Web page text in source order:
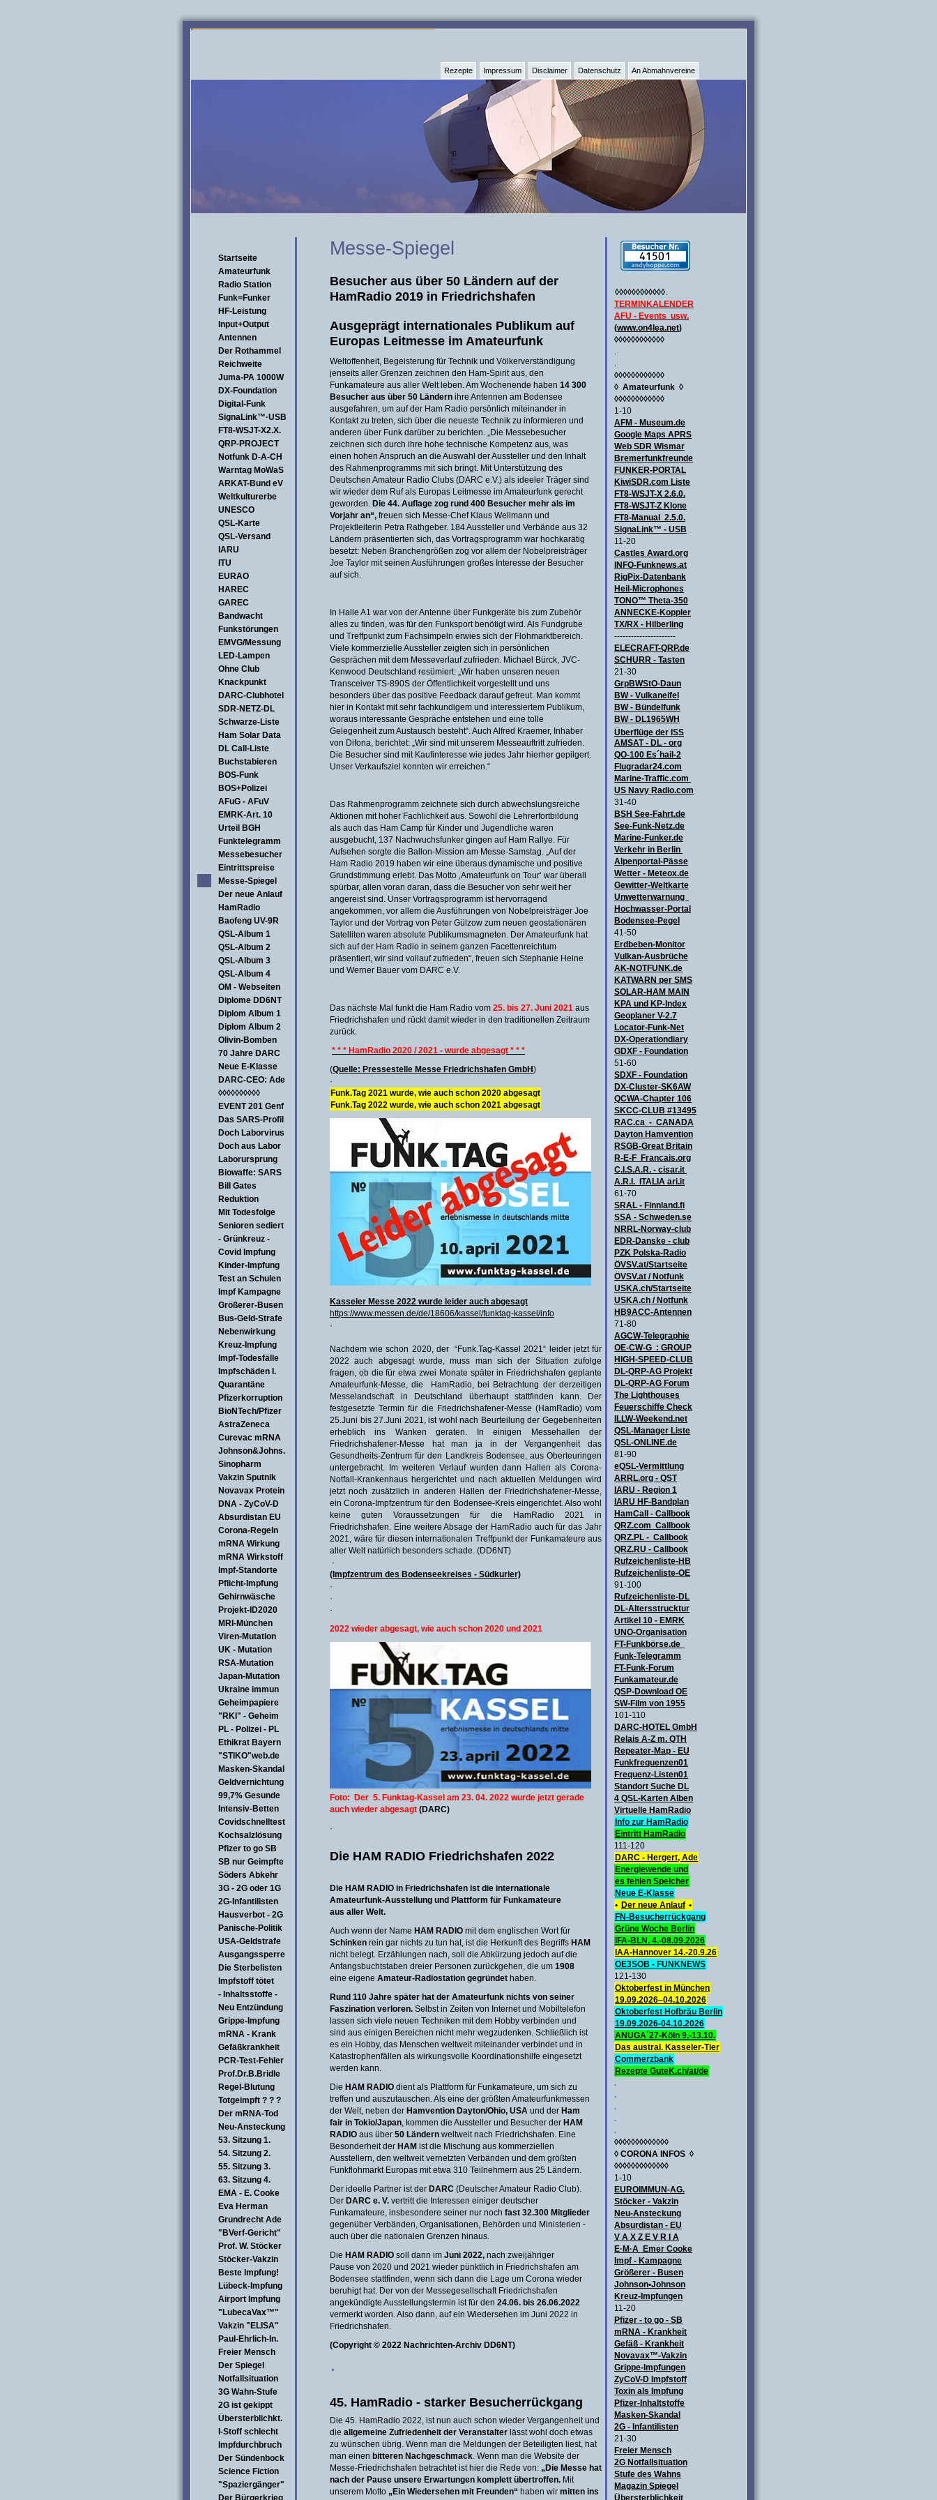
Rezepte Impressum Disclaimer Datenschutz An Abmahnvereine
Startseite
Amateurfunk
Radio Station
Funk=Funker
HF-Leistung
Input+Output
Antennen
Der Rothammel
Reichweite
Juma-PA 1000W
DX-Foundation
Digital-Funk
SignaLink™·USB
FT8-WSJT-X2.X.
QRP-PROJECT
Notfunk D-A-CH
Warntag MoWaS
ARKAT-Bund eV
Weltkulturerbe
UNESCO
QSL-Karte
QSL-Versand
IARU
ITU
EURAO
HAREC
GAREC
Bandwacht
Funkstörungen
EMVG/Messung
LED-Lampen
Ohne Club
Knackpunkt
DARC-Clubhotel
SDR-NETZ-DL
Schwarze-Liste
Ham Solar Data
DL Call-Liste
Buchstabieren
BOS-Funk
BOS+Polizei
AFuG - AFuV
EMRK-Art. 10
Urteil BGH
Funktelegramm
Messebesucher
Eintrittspreise
Messe-Spiegel
Der neue Anlauf
HamRadio
Baofeng UV-9R
QSL-Album 1
QSL-Album 2
QSL-Album 3
QSL-Album 4
OM - Webseiten
Diplome DD6NT
Diplom Album 1
Diplom Album 2
Olivin-Bomben
70 Jahre DARC
Neue E-Klasse
DARC-CEO: Ade
◊◊◊◊◊◊◊◊◊◊
EVENT 201 Genf
Das SARS-Profil
Doch Laborvirus
Doch aus Labor
Laborursprung
Biowaffe: SARS
Bill Gates
Reduktion
Mit Todesfolge
Senioren sediert
- Grünkreuz -
Covid Impfung
Kinder-Impfung
Test an Schulen
Impf Kampagne
Größerer-Busen
Bus-Geld-Strafe
Nebenwirkung
Kreuz-Impfung
Impf-Todesfälle
Impfschäden I.
Quarantäne
Pfizerkorruption
BioNTech/Pfizer
AstraZeneca
Curevac mRNA
Johnson&Johns.
Sinopharm
Vakzin Sputnik
Novavax Protein
DNA - ZyCoV-D
Absurdistan EU
Corona-Regeln
mRNA Wirkung
mRNA Wirkstoff
Impf-Standorte
Pflicht-Impfung
Gehirnwäsche
Projekt-ID2020
MRI-München
Viren-Mutation
UK - Mutation
RSA-Mutation
Japan-Mutation
Ukraine immun
Geheimpapiere
"RKI" - Geheim
PL - Polizei - PL
Ethikrat Bayern
"STIKO"web.de
Masken-Skandal
Geldvernichtung
99,7% Gesunde
Intensiv-Betten
Covidschnelltest
Kochsalzlösung
Pfizer to go SB
SB nur Geimpfte
Söders Abkehr
3G - 2G oder 1G
2G-Infantilisten
Hausverbot - 2G
Panische-Politik
USA-Geldstrafe
Ausgangssperre
Die Sterbelisten
Impfstoff tötet
- Inhaltsstoffe -
Neu Entzündung
Grippe-Impfung
mRNA - Krank
Gefäßkrankheit
PCR-Test-Fehler
Prof.Dr.B.Bridle
Regel-Blutung
Totgeimpft ? ? ?
Der mRNA-Tod
Neu-Ansteckung
53. Sitzung 1.
54. Sitzung 2.
55. Sitzung 3.
63. Sitzung 4.
EMA - E. Cooke
Eva Herman
Grundrecht Ade
"BVerf-Gericht"
Prof. W. Stöcker
Stöcker-Vakzin
Beste Impfung!
Lübeck-Impfung
Airport Impfung
"LubecaVax™"
Vakzin "ELISA"
Paul-Ehrlich-In.
Freier Mensch
Der Spiegel
Notfallsituation
3G Wahn-Stufe
2G ist gekippt
Übersterblichkt.
I-Stoff schlecht
Impfdurchbruch
Der Sündenbock
Science Fiction
"Spaziergänger"
Der Bürgerkrieg
◊◊◊◊◊◊◊◊◊◊◊◊.
TERMINKALENDER
AFU - Events usw.
(www.on4lea.net)
◊◊◊◊◊◊◊◊◊◊◊◊
.
.
◊◊◊◊◊◊◊◊◊◊◊◊
◊ Amateurfunk ◊
◊◊◊◊◊◊◊◊◊◊◊◊
1-10
AFM - Museum.de
Google Maps APRS
Web SDR Wismar
Bremerfunkfreunde
FUNKER-PORTAL
KiwiSDR.com Liste
FT8-WSJT-X 2.6.0.
FT8-WSJT-Z Klone
FT8-Manual 2.5.0.
SignaLink™ - USB
11-20
Castles Award.org
INFO-Funknews.at
RigPix-Datenbank
Heil-Microphones
TONO™ Theta-350
ANNECKE-Koppler
TX/RX - Hilberling
----------------------
ELECRAFT-QRP.de
SCHURR - Tasten
21-30
GrpBWStO-Daun
BW - Vulkaneifel
BW- Bündelfunk
BW - DL1965WH
Überflüge der ISS
AMSAT - DL - org
QO-100 Es´hail-2
Flugradar24.com
Marine-Traffic.com
US Navy Radio.com
31-40
BSH See-Fahrt.de
See-Funk-Netz.de
Marine-Funker.de
Verkehr in Berlin
Alpenportal-Pässe
Wetter - Meteox.de
Gewitter-Weltkarte
Unwetterwarnung
Hochwasser-Portal
Bodensee-Pegel
41-50
Erdbeben-Monitor
Vulkan-Ausbrüche
AK-NOTFUNK.de
KATWARN per SMS
SOLAR-HAM MAIN
KPA und KP-Index
Geoplaner V-2.7
Locator-Funk-Net
DX-Operationdiary
GDXF - Foundation
51-60
SDXF - Foundation
DX-Cluster-SK6AW
QCWA-Chapter 106
SKCC-CLUB #13495
RAC.ca - CANADA
Dayton Hamvention
RSGB-Great Britain
R-E-F Francais.org
C.I.S.A.R. - cisar.it
A.R.I. ITALIA ari.it
61-70
SRAL - Finnland.fi
SSA - Schweden.se
NRRL-Norway-club
EDR-Danske - club
PZK Polska-Radio
ÖVSV.at/Startseite
ÖVSV.at / Notfunk
USKA.ch/Startseite
USKA.ch / Notfunk
HB9ACC-Antennen
71-80
AGCW-Telegraphie
OE-CW-G : GROUP
HIGH-SPEED-CLUB
DL-QRP-AG Projekt
DL-QRP-AG Forum
The Lighthouses
Feuerschiffe Check
ILLW-Weekend.net
QSL-Manager Liste
QSL-ONLINE.de
81-90
eQSL-Vermittlung
ARRL.org - QST
IARU - Region 1
IARU HF-Bandplan
HamCall - Callbook
QRZ.com Callbook
QRZ.PL - Callbook
QRZ.RU - Callbook
Rufzeichenliste-HB
Rufzeichenliste-OE
91-100
Rufzeichenliste-DL
DL-Altersstrucktur
Artikel 10 - EMRK
UNO-Organisation
FT-Funkbörse.de
Funk-Telegramm
FT-Funk-Forum
Funkamateur.de
QSP-Download OE
SW-Film von 1955
101-110
DARC-HOTEL GmbH
Relais A-Z m. QTH
Repeater-Map - EU
Funkfrequenzen01
Frequenz-Listen01
Standort Suche DL
4 QSL-Karten Alben
Virtuelle HamRadio
Info zur HamRadio
Eintritt HamRadio
111-120
DARC - Hergert, Ade
Energiewende und
es fehlen Speicher
Neue E-Klasse
• Der neue Anlauf •
FN-Besucherrückgang
Grüne Woche Berlin
IFA-BLN. 4.-08.09.2026
IAA-Hannover 14.-20.9.26
OE3SOB - FUNKNEWS
121-130
Oktoberfest in München
19.09.2026–04.10.2026
Oktoberfest Hofbräu Berlin
19.09.2026-04.10.2026
ANUGA´27-Köln 9.-13.10.
Das austral. Kasseler-Tier
Commerzbank
Rezepte GuteK.ch/at/de
.
.
.
.
.
◊◊◊◊◊◊◊◊◊◊◊◊◊
◊ CORONA INFOS ◊
◊◊◊◊◊◊◊◊◊◊◊◊◊
1-10
EUROIMMUN-AG.
Stöcker - Vakzin
Neu-Ansteckung
Absurdistan - EU
V A X Z E V R I A
E·M·A Emer Cooke
Impf - Kampagne
Größerer - Busen
Johnson•Johnson
Kreuz-Impfungen
11-20
Pfizer - to go - SB
mRNA - Krankheit
Gefäß - Krankheit
Novavax™-Vakzin
Grippe-Impfungen
ZyCoV-D Impfstoff
Toxin als Impfung
Pfizer-Inhaltstoffe
Masken-Skandal
2G - Infantilisten
21-30
Freier Mensch
2G Notfallsituation
Stufe des Wahns
Magazin Spiegel
Übersterblichkeit
Messe-Spiegel
Besucher aus über 50 Ländern auf der
HamRadio 2019 in Friedrichshafen
Ausgeprägt internationales Publikum auf
Europas Leitmesse im Amateurfunk
Weltoffenheit, Begeisterung für Technik und Völkerverständigung
jenseits aller Grenzen zeichnen den Ham-Spirit aus, den
Funkamateure aus aller Welt leben. Am Wochenende haben 14 300
Besucher aus über 50 Ländern ihre Antennen am Bodensee
ausgefahren, um auf der Ham Radio persönlich miteinander in
Kontakt zu treten, sich über die neueste Technik zu informieren und
anderen über Funk darüber zu berichten. „Die Messebesucher
zeichnen sich durch ihre hohe technische Kompetenz aus, was
einen hohen Anspruch an die Auswahl der Aussteller und den Inhalt
des Rahmenprogramms mit sich bringt. Mit Unterstützung des
Deutschen Amateur Radio Clubs (DARC e.V.) als ideeler Träger sind
wir wieder dem Ruf als Europas Leitmesse im Amateurfunk gerecht
geworden. Die 44. Auflage zog rund 400 Besucher mehr als im
Vorjahr an“, freuen sich Messe-Chef Klaus Wellmann und
Projektleiterin Petra Rathgeber. 184 Aussteller und Verbände aus 32
Ländern präsentierten sich, das Vortragsprogramm war hochkarätig
besetzt: Neben Branchengrößen zog vor allem der Nobelpreisträger
Joe Taylor mit seinen Ausführungen großes Interesse der Besucher
auf sich.
In Halle A1 war von der Antenne über Funkgeräte bis zum Zubehör
alles zu finden, was für den Funksport benötigt wird. Als Fundgrube
und Treffpunkt zum Fachsimpeln erwies sich der Flohmarktbereich.
Viele kommerzielle Aussteller zeigten sich in persönlichen
Gesprächen mit dem Messeverlauf zufrieden. Michael Bürck, JVC-
Kenwood Deutschland resümiert: „Wir haben unseren neuen
Transceiver TS-890S der Öffentlichkeit vorgestellt und uns
besonders über das positive Feedback darauf gefreut. Man kommt
hier in Kontakt mit sehr fachkundigem und interessiertem Publikum,
woraus interessante Gespräche entstehen und eine tolle
Gelegenheit zum Austausch besteht“. Auch Alfred Kraemer, Inhaber
von Difona, berichtet: „Wir sind mit unserem Messeauftritt zufrieden.
Die Besucher sind mit Kaufinteresse wie jedes Jahr hierher gepilgert.
Unser Verkaufsziel konnten wir erreichen.“
Das Rahmenprogramm zeichnete sich durch abwechslungsreiche
Aktionen mit hoher Fachlichkeit aus. Sowohl die Lehrerfortbildung
als auch das Ham Camp für Kinder und Jugendliche waren
ausgebucht, 137 Nachwuchsfunker gingen auf Ham Rallye. Für
Aufsehen sorgte die Ballon-Mission am Messe-Samstag. „Auf der
Ham Radio 2019 haben wir eine überaus dynamische und positive
Grundstimmung erlebt. Das Motto ‚Amateurfunk on Tour‘ war überall
spürbar, allen voran daran, dass die Besucher von sehr weit her
angereist sind. Unser Vortragsprogramm ist hervorragend
angekommen, vor allem die Ausführungen von Nobelpreisträger Joe
Taylor und der Vortrag von Peter Gülzow zum neuen geostationären
Satelliten waren absolute Publikumsmagneten. Der Amateurfunk hat
sich auf der Ham Radio in seinem ganzen Facettenreichtum
präsentiert, wir sind vollauf zufrieden“, freuen sich Stephanie Heine
und Werner Bauer vom DARC e.V.
Das nächste Mal funkt die Ham Radio vom 25. bis 27. Juni 2021 aus
Friedrichshafen und rückt damit wieder in den traditionellen Zeitraum
zurück.
* * * HamRadio 2020 / 2021 - wurde abgesagt * * *
(Quelle: Pressestelle Messe Friedrichshafen GmbH)
·
Funk.Tag 2021 wurde, wie auch schon 2020 abgesagt
Funk.Tag 2022 wurde, wie auch schon 2021 abgesagt
Kasseler Messe 2022 wurde leider auch abgesagt
https://www.messen.de/de/18606/kassel/funktag-kassel/info
·
Nachdem wie schon 2020, der “Funk.Tag-Kassel 2021“ leider jetzt für
2022 auch abgesagt wurde, muss man sich der Situation zufolge
fragen, ob die für etwa zwei Monate später in Friedrichshafen geplante
Amateurfunk-Messe, die HamRadio, bei Betrachtung der derzeitigen
Messelandschaft in Deutschland überhaupt stattfinden kann. Der
festgesetzte Termin für die Friedrichshafener-Messe (HamRadio) vom
25.Juni bis 27.Juni 2021, ist wohl nach Beurteilung der Gegebenheiten
erheblich ins Wanken geraten. In einigen Messehallen der
Friedrichshafener-Messe hat man ja in der Vergangenheit das
Gesundheits-Zentrum für den Landkreis Bodensee, aus Oberteuringen
untergebracht. Im weiteren Verlauf wurden dann Hallen als Corona-
Notfall-Krankenhaus hergerichtet und nach aktuellen Meldungen wird
jetzt noch zusätzlich in anderen Hallen der Friedrichshafener-Messe,
ein Corona-Impfzentrum für den Bodensee-Kreis eingerichtet. Also wohl
keine guten Voraussetzungen für die HamRadio 2021 in
Friedrichshafen. Eine weitere Absage der HamRadio auch für das Jahr
2021, wäre für diesen internationalen Treffpunkt der Funkamateure aus
aller Welt natürlich besonders schade. (DD6NT)
·
(Impfzentrum des Bodenseekreises - Südkurier)
·
·
·
2022 wieder abgesagt, wie auch schon 2020 und 2021
Foto: Der 5. Funktag-Kassel am 23. 04. 2022 wurde jetzt gerade
auch wieder abgesagt (DARC)
·
Die HAM RADIO Friedrichshafen 2022
Die HAM RADIO in Friedrichshafen ist die internationale
Amateurfunk-Ausstellung und Plattform für Funkamateure
aus aller Welt.
Auch wenn der Name HAM RADIO mit dem englischen Wort für
Schinken rein gar nichts zu tun hat, ist die Herkunft des Begriffs HAM
nicht belegt. Erzählungen nach, soll die Abkürzung jedoch auf die
Anfangsbuchtstaben dreier Personen zurückgehen, die um 1908
eine eigene Amateur-Radiostation gegründet haben.
Rund 110 Jahre später hat der Amateurfunk nichts von seiner
Faszination verloren. Selbst in Zeiten von Internet und Mobiltelefon
lassen sich viele neuen Techniken mit dem Hobby verbinden und
sind aus einigen Bereichen nicht mehr wegzudenken. Schließlich ist
es ein Hobby, das Menschen weltweit miteinander verbindet und in
Katastrophenfällen als wirkungsvolle Koordinationshilfe eingesetzt
werden kann.
Die HAM RADIO dient als Plattform für Funkamateure, um sich zu
treffen und auszutauschen. Als eine der größten Amateurfunkmessen
der Welt, neben der Hamvention Dayton/Ohio, USA und der Ham
fair in Tokio/Japan, kommen die Aussteller und Besucher der HAM
RADIO aus über 50 Ländern weltweit nach Friedrichshafen. Eine
Besonderheit der HAM ist die Mischung aus kommerziellen
Ausstellern, den weltweit vernetzten Verbänden und dem größten
Funkflohmarkt Europas mit etwa 310 Teilnehmern aus 25 Ländern.
Der ideelle Partner ist der DARC (Deutscher Amateur Radio Club).
Der DARC e. V. vertritt die Interessen einiger deutscher
Funkamateure, insbesondere seiner nur noch fast 32.300 Mitglieder
gegenüber Verbänden, Organisationen, Behörden und Ministerien -
auch über die nationalen Grenzen hinaus.
Die HAM RADIO soll dann im Juni 2022, nach zweijähriger
Pause von 2020 und 2021 wieder pünktlich in Friedrichshafen am
Bodensee stattfinden, wenn sich dann die Lage um Corona wieder
beruhigt hat. Der von der Messegesellschaft Friedrichshafen
angekündigte Ausstellungstermin ist für den 24.06. bis 26.06.2022
vermerkt worden. Also dann, auf ein Wiedersehen im Juni 2022 in
Friedrichshafen.
(Copyright © 2022 Nachrichten-Archiv DD6NT)
·
45. HamRadio - starker Besucherrückgang
Die 45. HamRadio 2022, ist nun auch schon wieder Vergangenheit und
die allgemeine Zufriedenheit der Veranstalter lässt wohl doch etwas
zu wünschen übrig. Wenn man die Meldungen der Beteiligten liest, hat
man einen bitteren Nachgeschmack. Wenn man die Website der
Messe-Friedrichshafen betrachtet ist hier die Rede von: „Die Messe hat
nach der Pause unsere Erwartungen komplett übertroffen. Mit
unserem Motto „Ein Wiedersehen mit Freunden“ haben wir mitten ins